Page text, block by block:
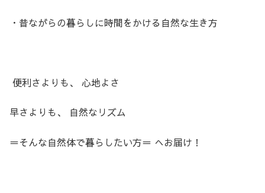
・昔ながらの暮らしに時間をかける自然な生き方
便利さよりも、 心地よさ
早さよりも、 自然なリズム
＝そんな自然体で暮らしたい方＝ へお届け！